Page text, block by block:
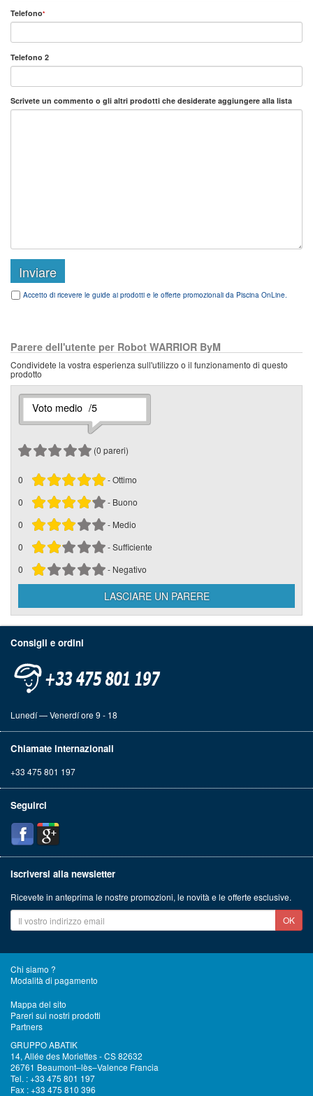
Telefono*
Telefono 2
Scrivete un commento o gli altri prodotti che desiderate aggiungere alla lista
Accetto di ricevere le guide ai prodotti e le offerte promozionali da Piscina OnLine.
Parere dell'utente per Robot WARRIOR ByM
Condividete la vostra esperienza sull'utilizzo o il funzionamento di questo
prodotto
Voto medio /5
(0 pareri)
0
- Ottimo
0
- Buono
0
- Medio
0
- Sufficiente
0
- Negativo
Consigli e ordini
Lunedí — Venerdí ore 9 - 18
Chiamate internazionali
+33 475 801 197
Seguirci
Iscriversi alla newsletter
Ricevete in anteprima le nostre promozioni, le novità e le offerte esclusive.
OK
Chi siamo ?
Modalità di pagamento
Mappa del sito
Pareri sui nostri prodotti
Partners
GRUPPO ABATIK
14, Allée des Moriettes - CS 82632
26761 Beaumont–lès–Valence Francia
Tel. : +33 475 801 197
Fax : +33 475 810 396